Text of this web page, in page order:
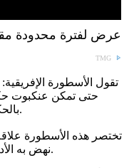
عرض لفترة محدودة مقدم 1.5% و تقسيط علي
TMG
تقول الأسطورة
حتى تمكن عنكبوت
بالحكايات، وبعدها يبدأ العالم وتتنوع المعرفة.
تختصر هذه الأسطورة
نهض به الأدب ليكون لوحًا محفوظًا لذاكرة الشعوب.